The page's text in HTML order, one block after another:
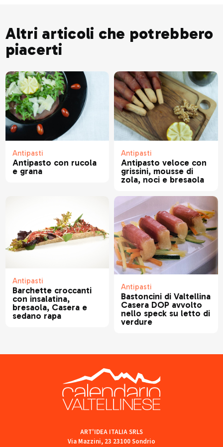
Altri articoli che potrebbero
piacerti
Antipasti
Antipasto con rucola
e grana
Antipasti
Antipasto veloce con
grissini, mousse di
zola, noci e bresaola
Antipasti
Barchette croccanti
con insalatina,
bresaola, Casera e
sedano rapa
Antipasti
Bastoncini di Valtellina
Casera DOP avvolto
nello speck su letto di
verdure
ART'IDEA ITALIA SRLS
Via Mazzini, 23 23100 Sondrio